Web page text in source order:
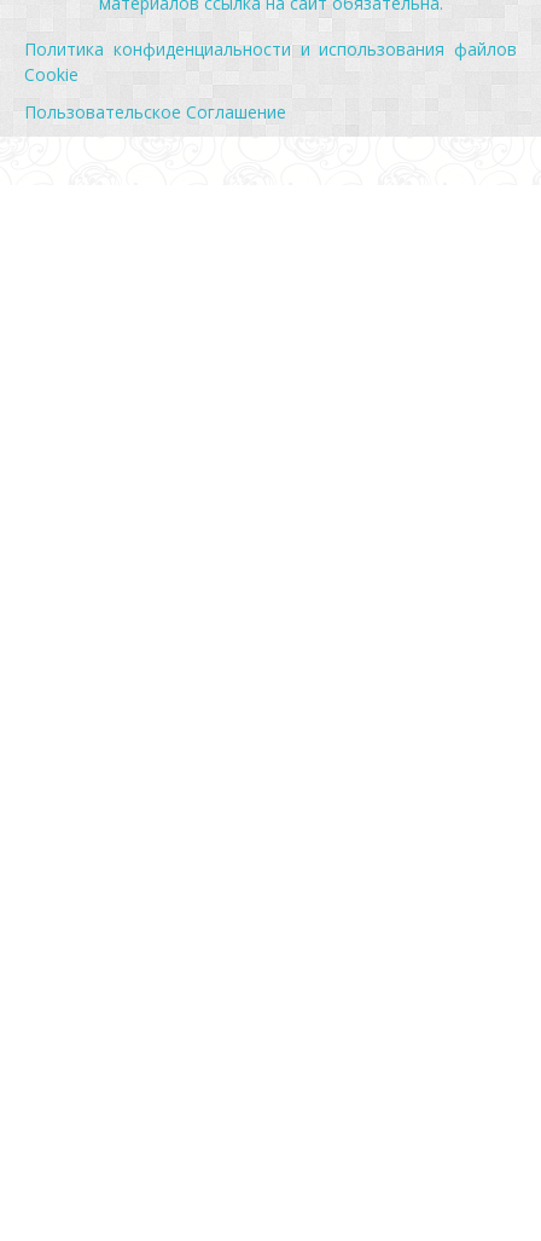
Политика конфиденциальности и использования файлов
Cookie
Пользовательское Соглашение